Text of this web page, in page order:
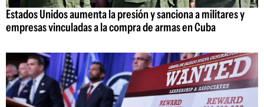
Estados Unidos aumenta la presión y sanciona a militares y
empresas vinculadas a la compra de armas en Cuba